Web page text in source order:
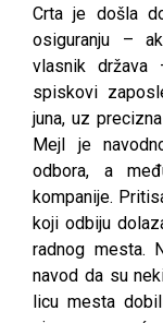
Crta je došla
osiguranju –
vlasnik
spiskovi
juna, uz
Mejl je
odbora, a
kompanije.
koji odbiju
radnog mesta.
navod da su
licu mesta